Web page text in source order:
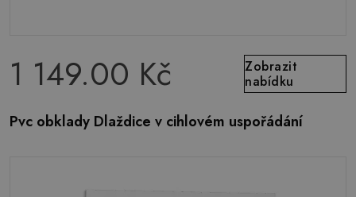
1 149.00 Kč
Zobrazit
nabídku
Pvc obklady Dlaždice v cihlovém uspořádání